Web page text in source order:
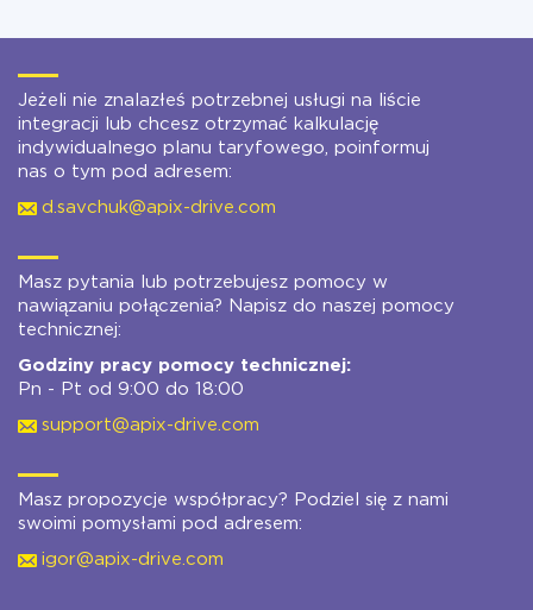
Jeżeli nie znalazłeś potrzebnej usługi na liście
integracji lub chcesz otrzymać kalkulację
indywidualnego planu taryfowego, poinformuj
nas o tym pod adresem:
d.savchuk@apix-drive.com
Masz pytania lub potrzebujesz pomocy w
nawiązaniu połączenia? Napisz do naszej pomocy
technicznej:
Godziny pracy pomocy technicznej:
Pn - Pt od 9:00 do 18:00
support@apix-drive.com
Masz propozycje współpracy? Podziel się z nami
swoimi pomysłami pod adresem:
igor@apix-drive.com